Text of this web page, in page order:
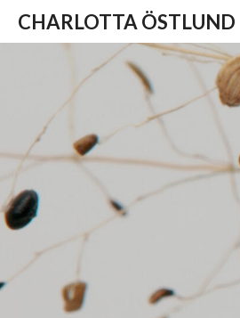
CHARLOTTA ÖSTLUND